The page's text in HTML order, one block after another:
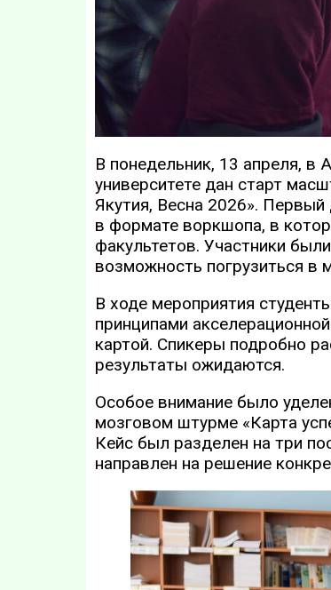
В понедельник, 13 апреля, в
университете дан старт
Якутия, Весна 2026».
в формате воркшопа, в
факультетов. Участники
возможность погрузиться в
В ходе мероприятия
принципами
картой. Спикеры подробно
результаты ожидаются.
Особое внимание было
мозговом штурме «Карта
Кейс был разделен на три
направлен на решение